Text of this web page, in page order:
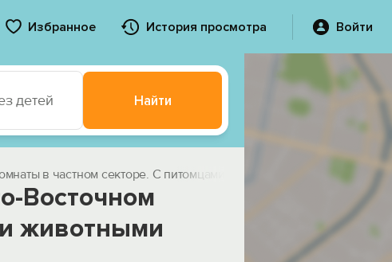
Избранное История просмотра Войти
детей Найти
в частном секторе. С питомцами
Восточном
животными